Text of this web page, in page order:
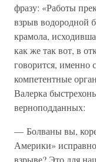
фразу: «Работы
взрыв водородной
крамола,
как же так вот, в
говорится, именно
компетентные
Валерка
верноподданных:
— Болваны вы,
Америки»
взрыве? Это для